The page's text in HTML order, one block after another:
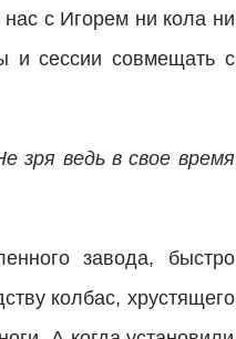
с Игорем ни кола ни
и сессии совмещать с
зря ведь в свое время
завода, быстро
колбас, хрустящего